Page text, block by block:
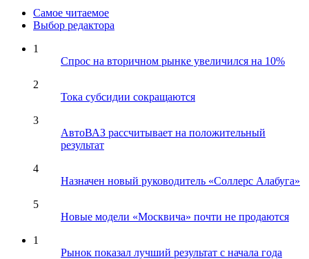
Самое читаемое
Выбор редактора
1
Спрос на вторичном рынке увеличился на 10%
2
Тока субсидии сокращаются
3
АвтоВАЗ рассчитывает на положительный
результат
4
Назначен новый руководитель «Соллерс Алабуга»
5
Новые модели «Москвича» почти не продаются
1
Рынок показал лучший результат с начала года